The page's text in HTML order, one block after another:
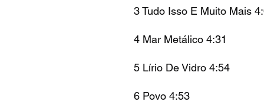
3 Tudo Isso E Muito Mais
4 Mar Metálico 4:31
5 Lírio De Vidro 4:54
6 Povo 4:53